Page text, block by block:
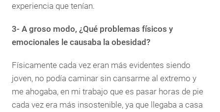
experiencia que tenían.
3- A groso modo, ¿Qué problemas físicos y
emocionales le causaba la obesidad?
Físicamente cada vez eran más evidentes siendo
joven, no podía caminar sin cansarme al extremo y
me ahogaba, en mi trabajo que es pasar horas de pie
cada vez era más insostenible, ya que llegaba a casa